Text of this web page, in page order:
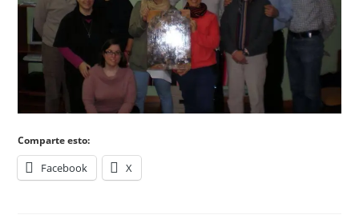
Comparte esto:
Facebook X